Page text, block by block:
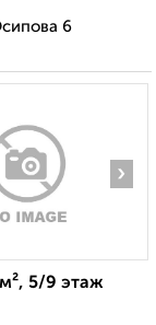
6
›
5/9 этаж